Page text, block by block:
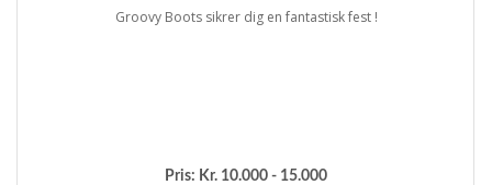
Groovy Boots sikrer dig en fantastisk fest !
Pris: Kr. 10.000 - 15.000